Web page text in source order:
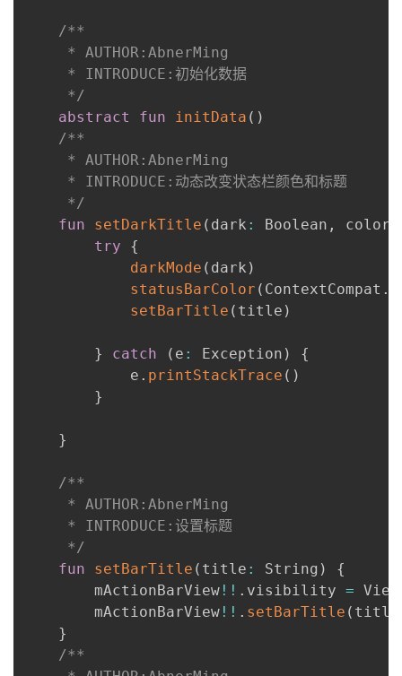
/**
     * AUTHOR:AbnerMing
     * INTRODUCE:初始化数据
     */
abstract
fun initData ( )
/**
     * AUTHOR:AbnerMing
     * INTRODUCE:动态改变状态栏颜色和标题
     */
fun
setDarkTitle ( dark : Boolean , color
try
{
darkMode ( dark )
statusBarColor ( ContextCompat .
setBarTitle ( title )
} catch ( e : Exception )
{
            e
. printStackTrace ( )
}
}
/**
     * AUTHOR:AbnerMing
     * INTRODUCE:设置标题
     */
fun
setBarTitle ( title : String )
{
        mActionBarView
!! . visibility = View
        mActionBarView
!! . setBarTitle ( title
}
/**